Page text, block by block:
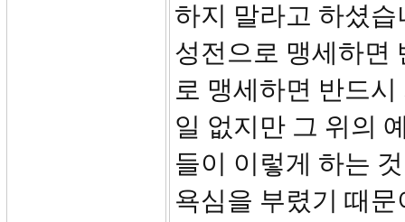
하지 말라고 하셨
성전으로 맹세하면
로 맹세하면 반드
일 없지만 그 위의
들이 이렇게 하는
욕심을 부렸기 때